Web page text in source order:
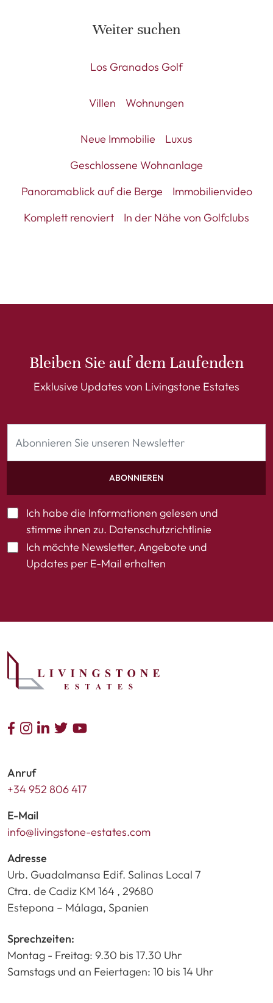
Weiter suchen
Los Granados Golf
Villen Wohnungen
Neue Immobilie
Luxus
Geschlossene Wohnanlage
Panoramablick auf die Berge
Immobilienvideo
Komplett renoviert
In der Nähe von Golfclubs
Bleiben Sie auf dem Laufenden
Exklusive Updates von Livingstone Estates
ABONNIEREN
Ich habe die Informationen gelesen und
stimme ihnen zu. Datenschutzrichtlinie
Ich möchte Newsletter, Angebote und
Updates per E-Mail erhalten
Anruf
+34 952 806 417
E-Mail
info@livingstone-estates.com
Adresse
Urb. Guadalmansa Edif. Salinas Local 7
Ctra. de Cadiz KM 164 , 29680
Estepona – Málaga, Spanien
Sprechzeiten:
Montag - Freitag: 9.30 bis 17.30 Uhr
Samstags und an Feiertagen: 10 bis 14 Uhr